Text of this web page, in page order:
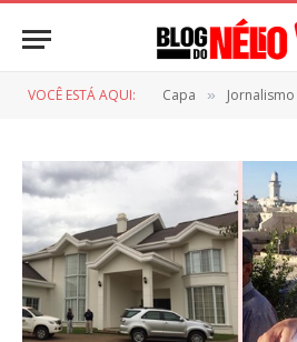
VOCÊ ESTÁ AQUI: Capa » Jornalismo